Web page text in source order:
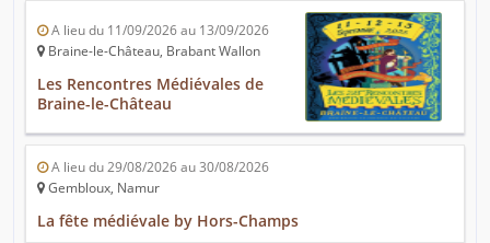
A lieu du 11/09/2026 au 13/09/2026
Braine-le-Château, Brabant Wallon
Les Rencontres Médiévales de
Braine-le-Château
A lieu du 29/08/2026 au 30/08/2026
Gembloux, Namur
La fête médiévale by Hors-Champs